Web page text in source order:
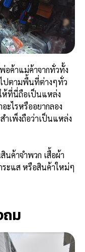
อค้าแม่ค้าจากทั่วทั้ง
ปตามพื้นที่ต่างๆทั่ว
ห้ที่นี่ถือเป็นแหล่ง
ะไรหรืออยากลอง
ำเพ็งถือว่าเป็นแหล่ง
นค้าจำพวก เสื้อผ้า
ะแส หรือสินค้าใหม่ๆ
ม